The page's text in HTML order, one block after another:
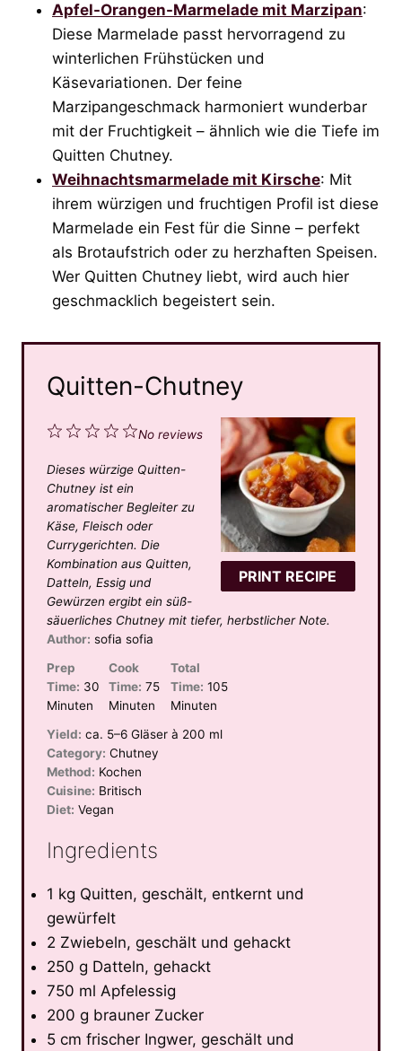
Apfel-Orangen-Marmelade mit Marzipan:
Diese Marmelade passt hervorragend zu
winterlichen Frühstücken und
Käsevariationen. Der feine
Marzipangeschmack harmoniert wunderbar
mit der Fruchtigkeit – ähnlich wie die Tiefe im
Quitten Chutney.
Weihnachtsmarmelade mit Kirsche: Mit
ihrem würzigen und fruchtigen Profil ist diese
Marmelade ein Fest für die Sinne – perfekt
als Brotaufstrich oder zu herzhaften Speisen.
Wer Quitten Chutney liebt, wird auch hier
geschmacklich begeistert sein.
Quitten-Chutney
PRINT RECIPE
5
a
r
s
4
t
a
r
s
3
t
a
r
s
2
t
a
r
s
1
t
a
r
No reviews
Dieses würzige Quitten-
Chutney ist ein
aromatischer Begleiter zu
Käse, Fleisch oder
Currygerichten. Die
Kombination aus Quitten,
Datteln, Essig und
Gewürzen ergibt ein süß-
säuerliches Chutney mit tiefer, herbstlicher Note.
Author: sofia sofia
Prep
Time: 30
Minuten
Cook
Time: 75
Minuten
Total
Time: 105
Minuten
Yield: ca. 5–6 Gläser à 200 ml
Category: Chutney
Method: Kochen
Cuisine: Britisch
Diet: Vegan
Ingredients
1 kg Quitten, geschält, entkernt und
gewürfelt
2 Zwiebeln, geschält und gehackt
250 g Datteln, gehackt
750 ml Apfelessig
200 g brauner Zucker
5 cm frischer Ingwer, geschält und